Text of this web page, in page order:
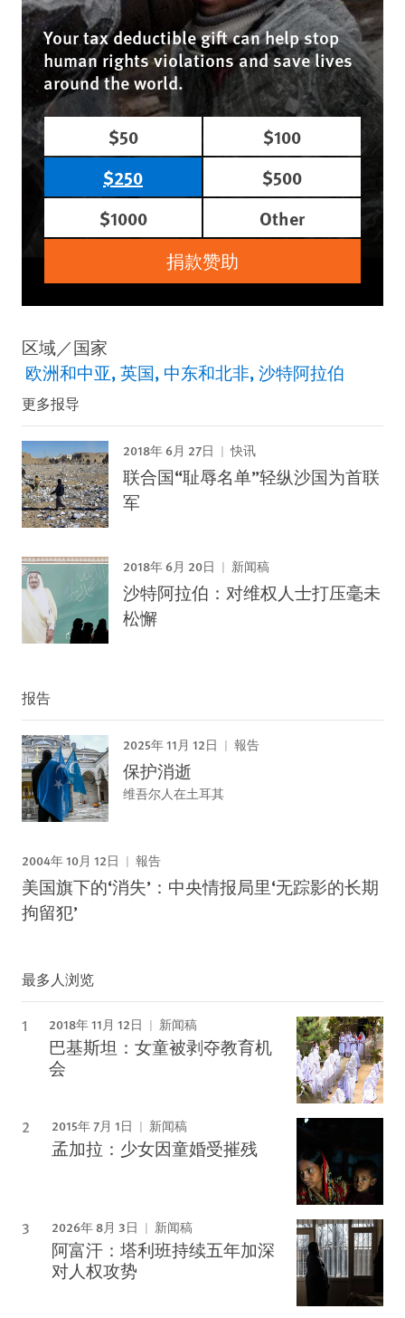
Your tax deductible gift can help stop
human rights violations and save lives
around the world.
$50
$100
$250
$500
$1000
Other
捐款赞助
区域／国家
欧洲和中亚 英国 中东和北非 沙特阿拉伯
更多报导
2018年 6月 27日 快讯
联合国“耻辱名单”轻纵沙国为首联
军
2018年 6月 20日 新闻稿
沙特阿拉伯：对维权人士打压毫未
松懈
报告
2025年 11月 12日 報告
保护消逝
维吾尔人在土耳其
2004年 10月 12日 報告
美国旗下的‘消失’：中央情报局里‘无踪影的长期
拘留犯’
最多人浏览
2018年 11月 12日 新闻稿
巴基斯坦：女童被剥夺教育机
会
2015年 7月 1日 新闻稿
孟加拉：少女因童婚受摧残
2026年 8月 3日 新闻稿
阿富汗：塔利班持续五年加深
对人权攻势